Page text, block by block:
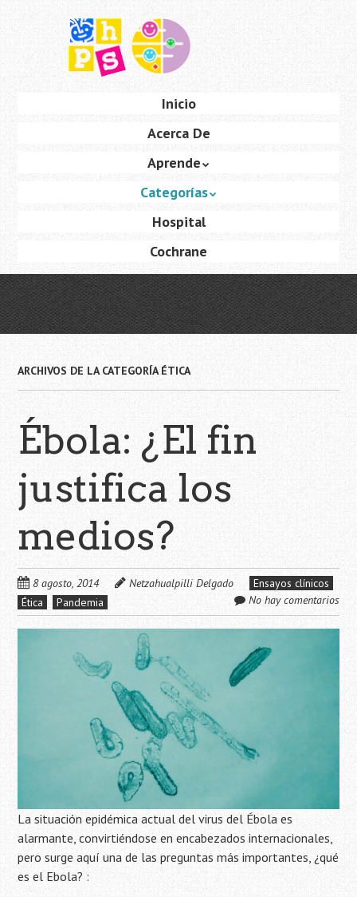
principal
Inicio
Acerca De
Aprende
Categorías
Hospital
Cochrane
ARCHIVOS DE LA CATEGORÍAÉTICA
Ébola: ¿El fin
justifica los
medios?
8 agosto, 2014 Netzahualpilli Delgado
Ensayos clínicos
Ética
Pandemia No hay comentarios
La situación epidémica actual del virus del Ébola es
alarmante, convirtiéndose en encabezados internacionales,
pero surge aquí una de las preguntas más importantes, ¿qué
es el Ebola? :